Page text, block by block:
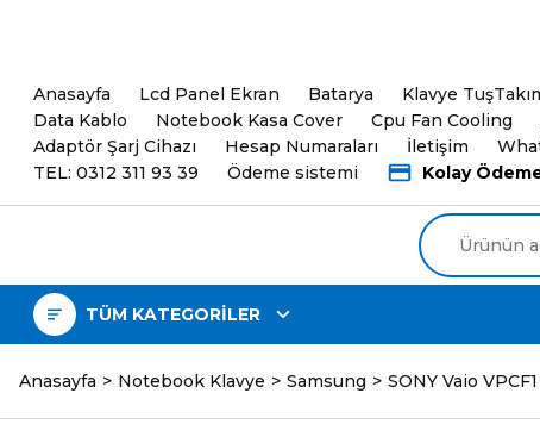
Anasayfa Lcd Panel Ekran Batarya Klavye
Data Kablo
Notebook Kasa Cover Cpu Fan Cooling
Adaptör Şarj Cihazı
Hesap Numaraları İletişim
TEL: 0312 311 93 39
Ödeme sistemi Kolay
TÜM KATEGORİLER
Anasayfa Notebook Klavye Samsung SONY Vaio